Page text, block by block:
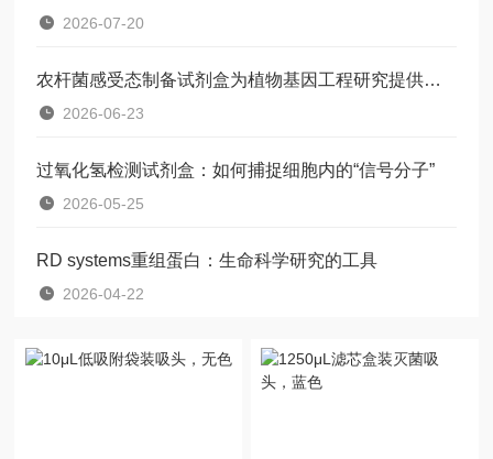
2026-07-20
农杆菌感受态制备试剂盒为植物基因工程研究提供了一种标准化工具
2026-06-23
过氧化氢检测试剂盒：如何捕捉细胞内的“信号分子”
2026-05-25
RD systems重组蛋白：生命科学研究的工具
2026-04-22